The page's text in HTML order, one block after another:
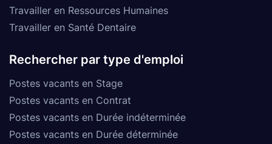
Travailler en Ressources Humaines
Travailler en Santé Dentaire
Rechercher par type d'emploi
Postes vacants en Stage
Postes vacants en Contrat
Postes vacants en Durée indéterminée
Postes vacants en Durée déterminée